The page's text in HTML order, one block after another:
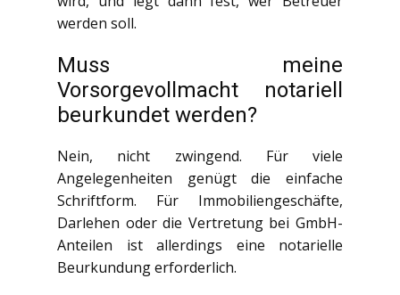
werden soll.
Muss meine
Vorsorgevollmacht notariell
beurkundet werden?
Nein, nicht zwingend. Für viele
Angelegenheiten genügt die einfache
Schriftform. Für Immobiliengeschäfte,
Darlehen oder die Vertretung bei GmbH-
Anteilen ist allerdings eine notarielle
Beurkundung erforderlich.